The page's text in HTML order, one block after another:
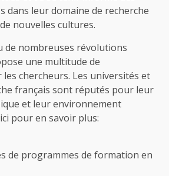
dans leur domaine de recherche
nouvelles cultures.
de nombreuses révolutions
une multitude de
chercheurs. Les universités et
français sont réputés pour leur
et leur environnement
pour en savoir plus:
de programmes de formation en